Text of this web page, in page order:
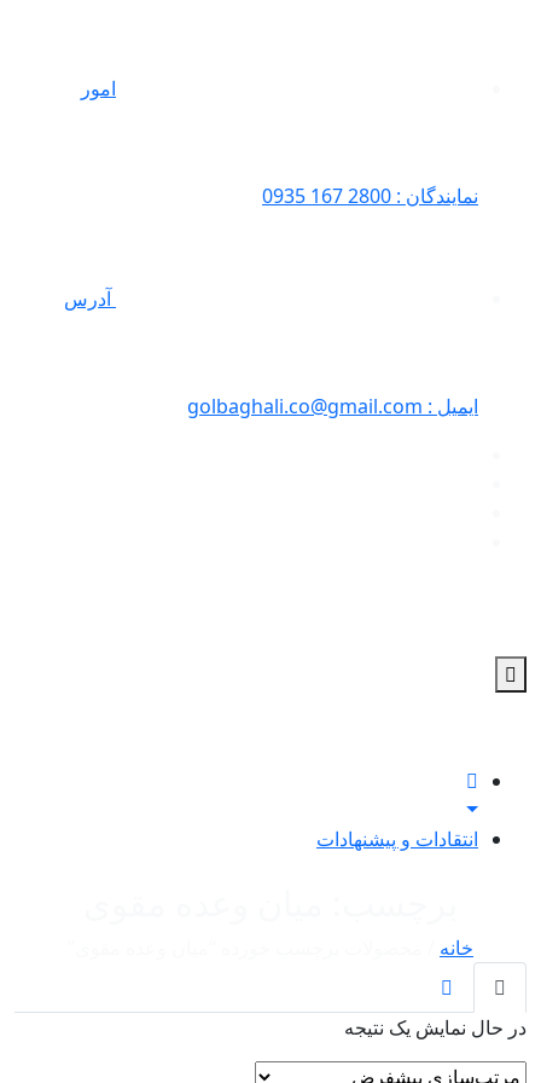
امور
نمایندگان : 2800 167 0935
آدرس
ایمیل : golbaghali.co@gmail.com
انتقادات و پیشنهادات
خانه
در حال نمایش یک نتیجه